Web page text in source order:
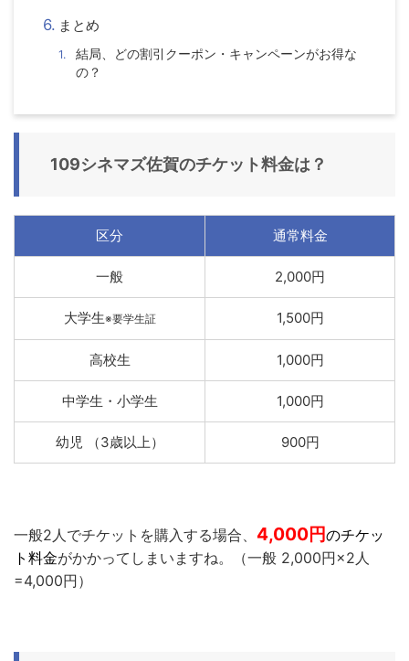
まとめ
結局、どの割引クーポン・キャンペーンがお得な
の？
109シネマズ佐賀のチケット料金は？
区分 通常料金
一般 2,000円
大学生※要学生証 1,500円
高校生 1,000円
中学生・小学生 1,000円
幼児 （3歳以上） 900円
一般2人でチケットを購入する場合、 4,000円のチケッ
ト料金がかかってしまいますね。（一般 2,000円×2人
=4,000円）